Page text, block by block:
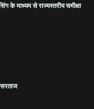
के माध्यम से राज्यस्तरीय समीक्षा